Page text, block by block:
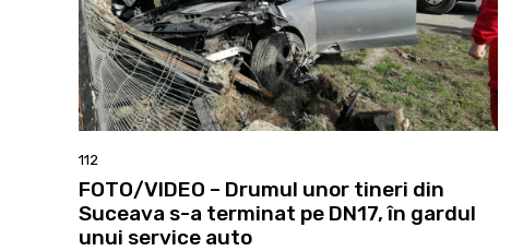
112
FOTO/VIDEO – Drumul unor tineri din
Suceava s-a terminat pe DN17, în gardul
unui service auto